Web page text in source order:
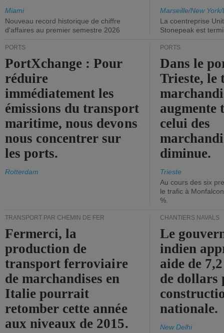
Miami
Nouveau record historique de chiffre
d'affaires au premier semestre 2026
Marseille/New
La coentreprise
Stonepeak est
PORTS
PortXchange : Pour
réduire
immédiatement les
émissions du transport
maritime, nous devons
nous concentrer sur
les ports.
Rotterdam
PORTS
Dans le
Trieste, le
augmente
celui des
diminue.
Trieste
Au cours des six
le trafic à
%.
TRANSPORT PAR CHEMIN DE FER
Fermerci, la
production de
transport ferroviaire
de marchandises en
Italie pourrait
retomber cette année
aux niveaux de 2015.
CHANTIERS NAVALS
Le
indien
aide de
de dollars
nationale.
New Delhi